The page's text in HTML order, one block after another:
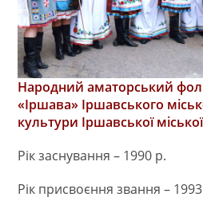
Народний аматорський
«Іршава» Іршавського
культури Іршавської
Рік заснування – 1990 р.
Рік присвоєння звання –